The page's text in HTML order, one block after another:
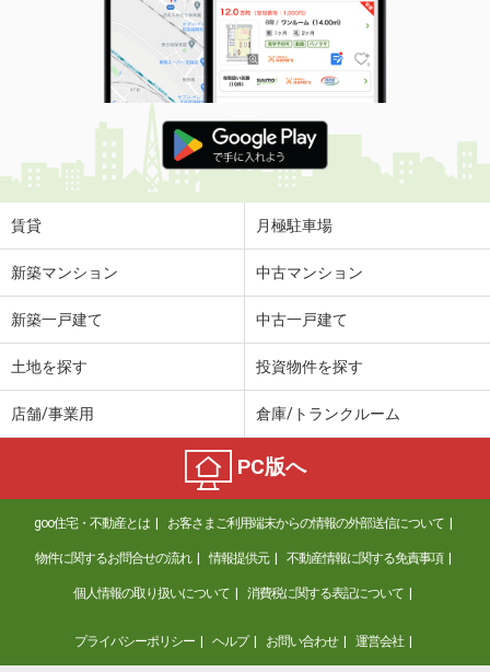
賃貸 月極駐車場
新築マンション 中古マンション
新築一戸建て 中古一戸建て
土地を探す 投資物件を探す
店舗/事業用 倉庫/トランクルーム
PC版へ
goo住宅・不動産とは お客さまご利用端末からの情報の外部送信について
物件に関するお問合せの流れ 情報提供元 不動産情報に関する免責事項
個人情報の取り扱いについて 消費税に関する表記について
プライバシーポリシー ヘルプ お問い合わせ 運営会社